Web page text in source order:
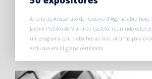
A Feira de Artesanato da Romaria d’Agonia abre
Jardim Público de Viana do Castelo, reunindo cerca
um programa com trabalhos ao vivo, oficinas para
exclusiva em filigrana certificada.